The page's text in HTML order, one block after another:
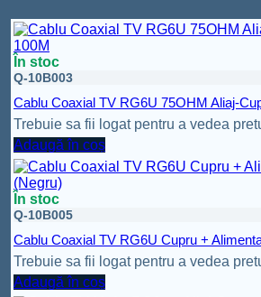
În stoc
Q-10B003
Cablu Coaxial TV RG6U 75OHM Aliaj-
Trebuie sa fii logat pentru a vedea
Adaugă în coș
În stoc
Q-10B005
Cablu Coaxial TV RG6U Cupru +
Trebuie sa fii logat pentru a vedea
Adaugă în coș